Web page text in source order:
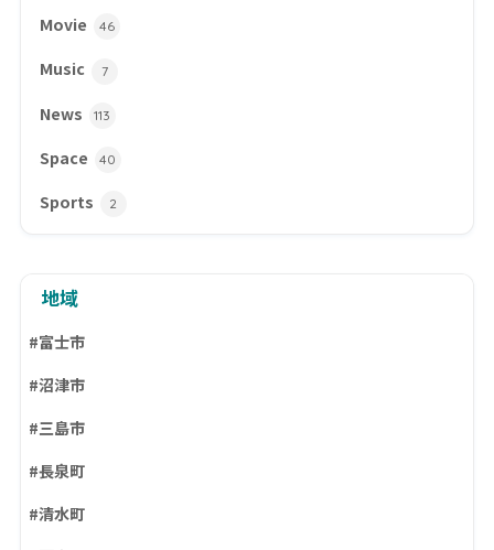
Movie 46
Music 7
News 113
Space 40
Sports 2
地域
#富士市
#沼津市
#三島市
#長泉町
#清水町